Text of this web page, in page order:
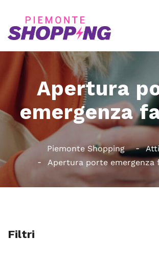
Apertura
emergenza
Piemonte Shopping
Apertura porte emergenza
Filtri